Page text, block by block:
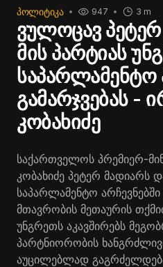
ᲞᲝᲚᲘᲢᲘᲙᲐ 3 m
947
ვულოცავ
მის პარტიას
საპარლამენტო
გამარჯვებას -
კობახიძე
საქართველოს პრემიერ-
კობახიძე პეტერ მადიარს
საპარლამენტო
მთავრობის მეთაურის
უნგრეთს აკავშირებს
პარტნიორობის
აუცილებლად